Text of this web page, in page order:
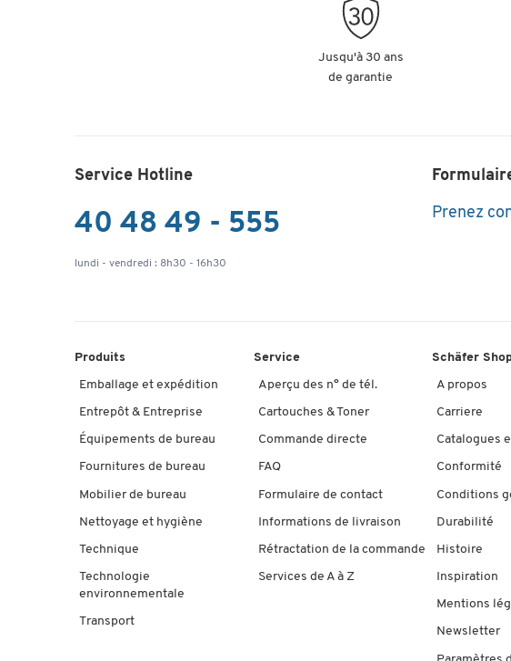
Jusqu'à 30 ans
de garantie
Service Hotline
40 48 49 - 555
lundi - vendredi : 8h30 - 16h30
Prenez
Produits
Emballage et expédition
Entrepôt & Entreprise
Équipements de bureau
Fournitures de bureau
Mobilier de bureau
Nettoyage et hygiène
Technique
Technologie
environnementale
Transport
Service
Aperçu des n° de tél.
Cartouches & Toner
Commande directe
FAQ
Formulaire de contact
Informations de livraison
Rétractation de la commande
Services de A à Z
Schäfer
A propos
Carriere
Catalogues
Conformité
Conditions
Durabilité
Histoire
Inspiration
Mentions
Newsletter